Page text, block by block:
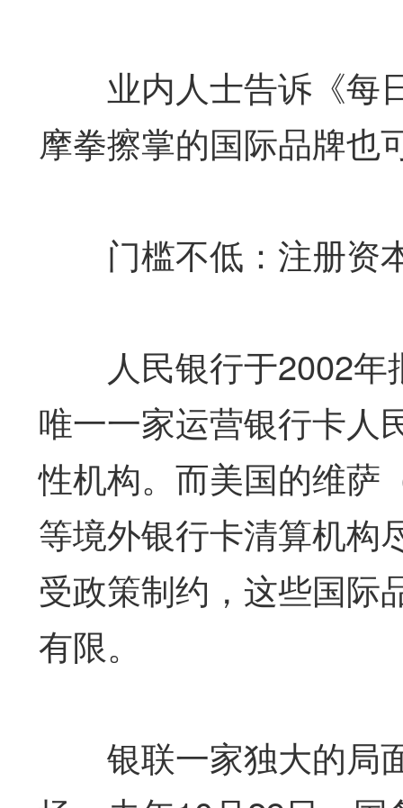
业内人士告诉《每
摩拳擦掌的国际品牌也
门槛不低：注册资
人民银行于2002年
唯一一家运营银行卡人
性机构。而美国的维萨
等境外银行卡清算机构
受政策制约，这些国际
有限。
银联一家独大的局